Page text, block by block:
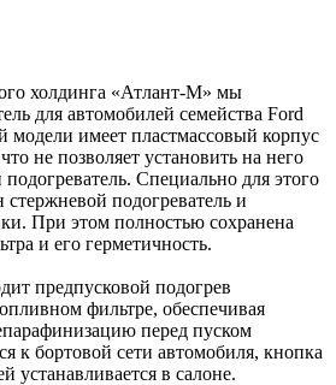
холдинга «Атлант-М» мы
для автомобилей семейства Ford
модели имеет пластмассовый корпус
не позволяет установить на него
Специально для этого
стержневой подогреватель и
При этом полностью сохранена
и его герметичность.
предпусковой подогрев
фильтре, обеспечивая
перед пуском
к бортовой сети автомобиля, кнопка
устанавливается в салоне.